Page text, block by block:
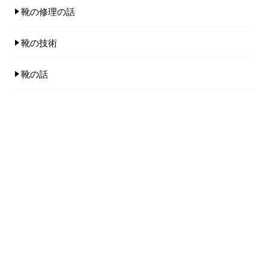
靴の修理の話
靴の技術
靴の話